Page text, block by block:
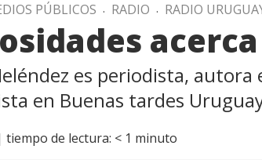
PÚBLICOS . RADIO . RADIO
es periodista, autora
en Buenas tardes
tiempo de lectura: < 1 minuto